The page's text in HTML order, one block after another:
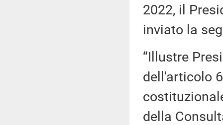
2022, il
inviato la
“Illustre
dell'articolo
della